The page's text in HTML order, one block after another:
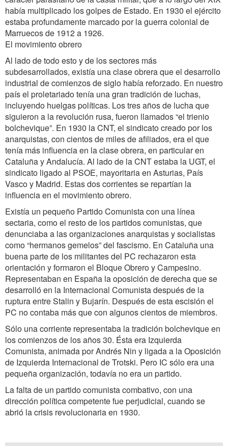
había multiplicado los golpes de Estado. En 1930 el ejército
estaba profundamente marcado por la guerra colonial de
Marruecos de 1912 a 1926.
El movimiento obrero
Al lado de todo esto y de los sectores más
subdesarrollados, existía una clase obrera que el desarrollo
industrial de comienzos de siglo había reforzado. En nuestro
país el proletariado tenía una gran tradición de luchas,
incluyendo huelgas políticas. Los tres años de lucha que
siguieron a la revolución rusa, fueron llamados “el trienio
bolchevique”. En 1930 la CNT, el sindicato creado por los
anarquistas, con cientos de miles de afiliados, era el que
tenía más influencia en la clase obrera, en particular en
Cataluña y Andalucía. Al lado de la CNT estaba la UGT, el
sindicato ligado al PSOE, mayoritaria en Asturias, País
Vasco y Madrid. Estas dos corrientes se repartían la
influencia en el movimiento obrero.
Existía un pequeño Partido Comunista con una línea
sectaria, como el resto de los partidos comunistas, que
denunciaba a las organizaciones anarquistas y socialistas
como “hermanos gemelos” del fascismo. En Cataluña una
buena parte de los militantes del PC rechazaron esta
orientación y formaron el Bloque Obrero y Campesino.
Representaban en España la oposición de derecha que se
desarrolló en la Internacional Comunista después de la
ruptura entre Stalin y Bujarín. Después de esta escisión el
PC no contaba más que con algunos cientos de miembros.
Sólo una corriente representaba la tradición bolchevique en
los comienzos de los años 30. Ésta era Izquierda
Comunista, animada por Andrés Nin y ligada a la Oposición
de Izquierda Internacional de Trotski. Pero IC sólo era una
pequeña organización, todavía no era un partido.
La falta de un partido comunista combativo, con una
dirección política competente fue perjudicial, cuando se
abrió la crisis revolucionaria en 1930.